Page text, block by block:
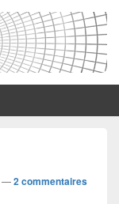
—2 commentaires